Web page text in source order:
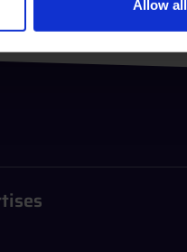
Allow all